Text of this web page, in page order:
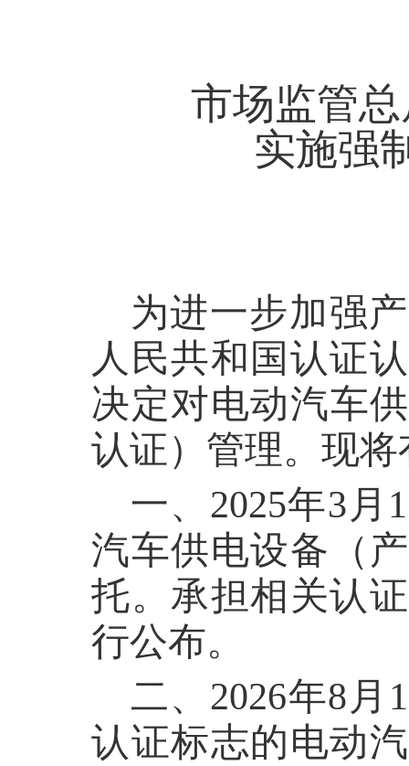
市场监管
实施强
为进一步加强
人民共和国认证
决定对电动汽车
认证）管理。现
一、2025年3
汽车供电设备（
托。承担相关认
行公布。
二、2026年8月
认证标志的电动